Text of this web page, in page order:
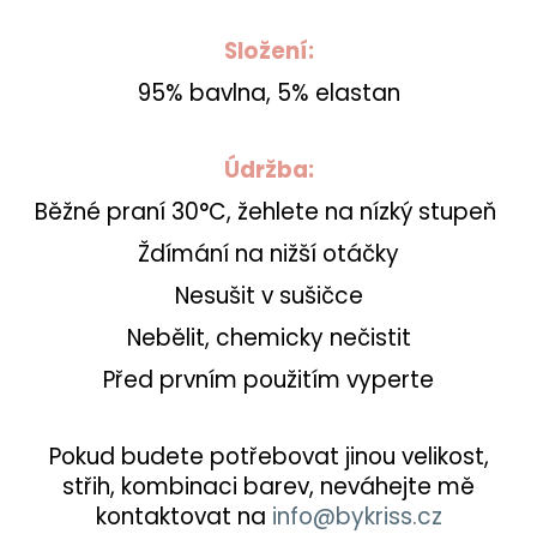
Složení:
95% bavlna, 5% elastan
Údržba:
Běžné praní 30°C, žehlete na nízký stupeň
Ždímání na nižší otáčky
Nesušit v sušičce
Nebělit, chemicky nečistit
Před prvním použitím vyperte
Pokud budete potřebovat jinou velikost,
střih, kombinaci barev, neváhejte mě
kontaktovat na info@bykriss.cz